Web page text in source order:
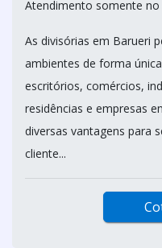
Atendimento somente
As divisórias em Barueri
ambientes de forma
escritórios, comércios,
residências e empresas
diversas vantagens para
cliente...